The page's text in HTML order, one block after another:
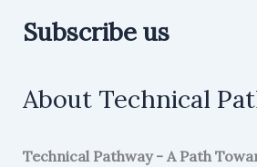
Subscribe us
About Technical
Technical Pathway - A Path